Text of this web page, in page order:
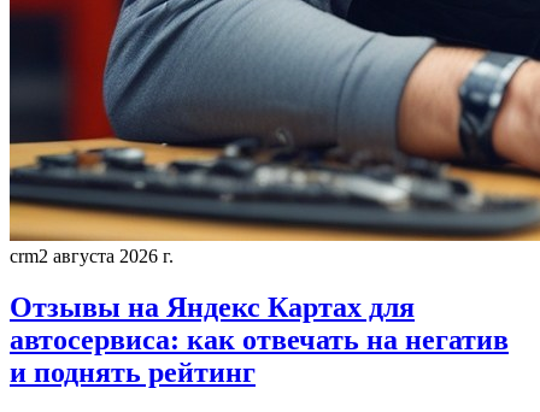
crm2 августа 2026 г.
Отзывы на Яндекс Картах для
автосервиса: как отвечать на негатив
и поднять рейтинг